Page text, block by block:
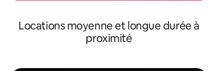
Locations moyenne et longue durée à
proximité